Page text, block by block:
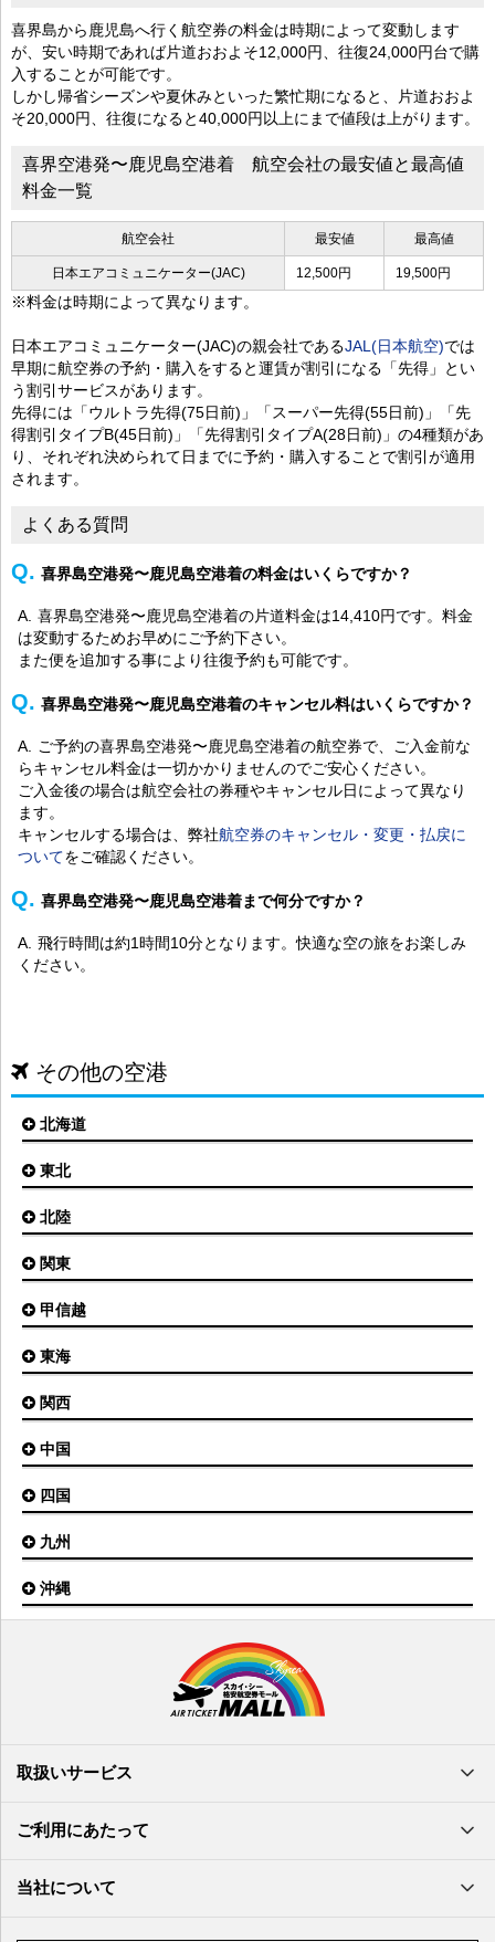
喜界島から鹿児島へ行く航空券の料金は時期によって変動します
が、安い時期であれば片道おおよそ12,000円、往復24,000円台で購
入することが可能です。
しかし帰省シーズンや夏休みといった繁忙期になると、片道おおよ
そ20,000円、往復になると40,000円以上にまで値段は上がります。
喜界空港発〜鹿児島空港着 航空会社の最安値と最高値
料金一覧
航空会社 最安値 最高値
日本エアコミュニケーター(JAC) 12,500円 19,500円
※料金は時期によって異なります。
日本エアコミュニケーター(JAC)の親会社であるJAL(日本航空)では
早期に航空券の予約・購入をすると運賃が割引になる「先得」とい
う割引サービスがあります。
先得には「ウルトラ先得(75日前)」「スーパー先得(55日前)」「先
得割引タイプB(45日前)」「先得割引タイプA(28日前)」の4種類があ
り、それぞれ決められて日までに予約・購入することで割引が適用
されます。
よくある質問
喜界島空港発〜鹿児島空港着の料金はいくらですか？
喜界島空港発〜鹿児島空港着の片道料金は14,410円です。料金
は変動するためお早めにご予約下さい。
また便を追加する事により往復予約も可能です。
喜界島空港発〜鹿児島空港着のキャンセル料はいくらですか？
ご予約の喜界島空港発〜鹿児島空港着の航空券で、ご入金前な
らキャンセル料金は一切かかりませんのでご安心ください。
ご入金後の場合は航空会社の券種やキャンセル日によって異なり
ます。
キャンセルする場合は、弊社航空券のキャンセル・変更・払戻に
ついてをご確認ください。
喜界島空港発〜鹿児島空港着まで何分ですか？
飛行時間は約1時間10分となります。快適な空の旅をお楽しみ
ください。
その他の空港
北海道
札幌(新千歳)空港
旭川空港
オホーツク紋別空港
釧路空港
稚内空港
とかち帯広空港
根室中標津空港
奥尻空港
利尻空港
東北
仙台空港
青森空港
三沢空港
福島空港
大館能代空港
庄内空港
山形空港
北陸
小松空港
能登空港
関東
東京(羽田)空港
茨城空港
八丈島空港
甲信越
新潟空港
東海
名古屋(中部)空港
静岡空港
関西
大阪(伊丹)空港
神戸空港
南紀白浜空港
但馬空港
中国
広島空港
山口宇部空港
出雲空港
米子空港
四国
松山空港
徳島空港
九州
福岡空港
鹿児島空港
北九州空港
奄美大島空港
徳之島空港
沖縄
南大東空港
多良間空港
取扱いサービス
ご利用にあたって
当社について